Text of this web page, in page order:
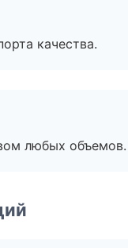
качества.
любых объемов.